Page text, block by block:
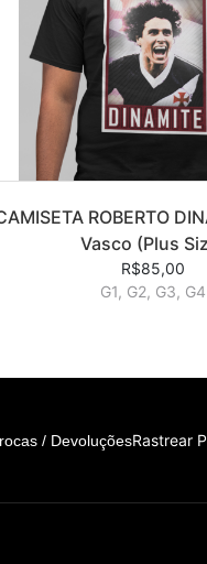
ROBERTO
Vasco (Plus
R$85,00
G1, G2, G3, G4
/ DevoluçõesRastrear